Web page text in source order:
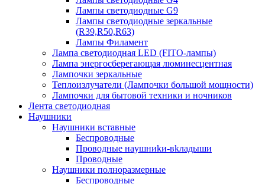
Лампы светодиодные G9
Лампы светодиодные зеркальные
(R39,R50,R63)
Лампы Филамент
Лампа светодиодная LED (FITO-лампы)
Лампа энергосберегающая люминесцентная
Лампочки зеркальные
Теплоизлучатели (Лампочки большой мощности)
Лампочки для бытовой техники и ночников
Лента светодиодная
Наушники
Наушники вставные
Беспроводные
Пpoвoдныe нayшниkи-вkлaдыши
Проводные
Наушники полноразмерные
Беспроводные